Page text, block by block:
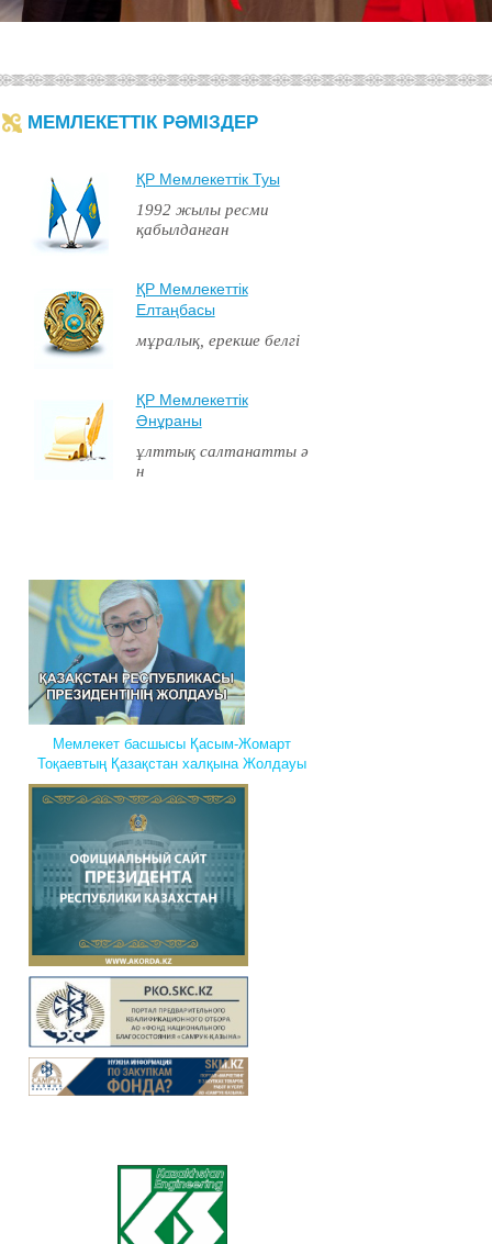
МЕМЛЕКЕТТІК РӘМІЗДЕР
ҚР Мемлекеттiк Туы
1992 жылы ресми
қабылданған
ҚР Мемлекеттiк
Елтаңбасы
мұралық, ерекше белгі
ҚР Мемлекеттiк
Әнұраны
ұлттық салтанатты ә
н
Мемлекет басшысы Қасым-Жомарт
Тоқаевтың Қазақстан халқына Жолдауы